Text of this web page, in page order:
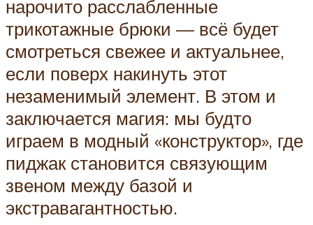
нарочито расслабленные
трикотажные брюки — всё будет
смотреться свежее и актуальнее,
если поверх накинуть этот
незаменимый элемент. В этом и
заключается магия: мы будто
играем в модный «конструктор», где
пиджак становится связующим
звеном между базой и
экстравагантностью.